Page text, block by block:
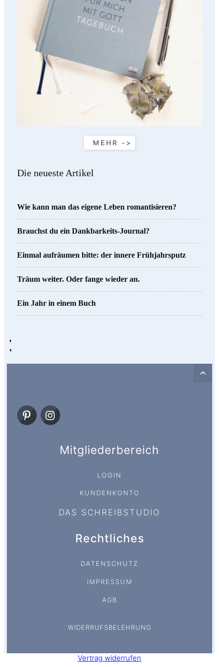
MEHR ->
Die neueste Artikel
Wie kann man das eigene Leben romantisieren?
Brauchst du ein Dankbarkeits-Journal?
Einmal aufräumen bitte: der innere Frühjahrsputz
Träum weiter. Oder fange wieder an.
Ein Jahr in einem Buch
Mitgliederbereich
LOGIN
KUNDENKONTO
DAS SCHREIBSTUDIO
Rechtliches
DATENSCHUTZ
IMPRESSUM
AGB
WIDERRUFSBELEHRUNG
Vertrag widerrufen